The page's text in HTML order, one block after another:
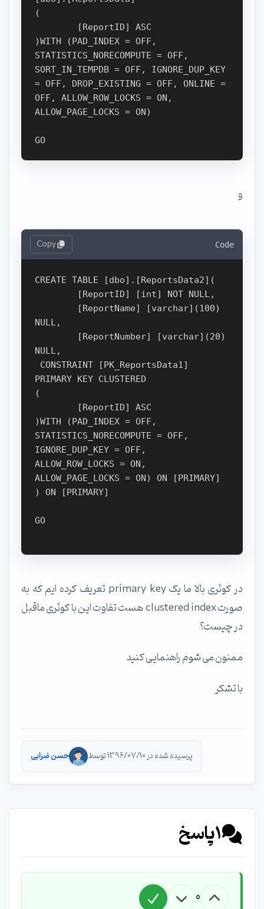
(
)WITH (PAD_INDEX = OFF,
STATISTICS_NORECOMPUTE = OFF,
SORT_IN_TEMPDB = OFF, IGNORE_DUP_KEY
= OFF, DROP_EXISTING = OFF, ONLINE =
OFF, ALLOW_ROW_LOCKS = ON,
ALLOW_PAGE_LOCKS = ON)
GO
و
Code
Copy
CREATE TABLE [dbo].[ReportsData2](
NULL,
NULL,
PRIMARY KEY CLUSTERED
(
)WITH (PAD_INDEX = OFF,
STATISTICS_NORECOMPUTE = OFF,
IGNORE_DUP_KEY = OFF,
ALLOW_ROW_LOCKS = ON,
ALLOW_PAGE_LOCKS = ON) ON [PRIMARY]
) ON [PRIMARY]
GO
در کوئری بالا ما یک primary key تعریف کرده ایم که به
صورت clustered index هست تفاوت این با کوئری ماقبل
در چیست؟
ممنون می شوم راهنمایی کنید
با تشکر
پرسیده شده در 1396/07/10 توسط حسن ضرابی
1پاسخ
0